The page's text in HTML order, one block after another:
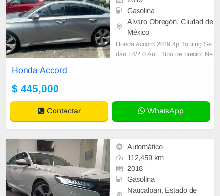
Gasolina
Alvaro Obregón, Ciudad de
México
Honda Accord 2019 4p Touring Se
dán L4/2.0 Aut. Tipo de precio: Ne
Honda Accord
$ 445,000
Contactar WhatsApp
Automático
112,459 km
2018
Gasolina
Naucalpan, Estado de